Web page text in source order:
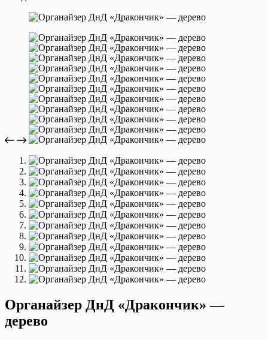
Органайзер ДнД «Дракончик» —
дерево